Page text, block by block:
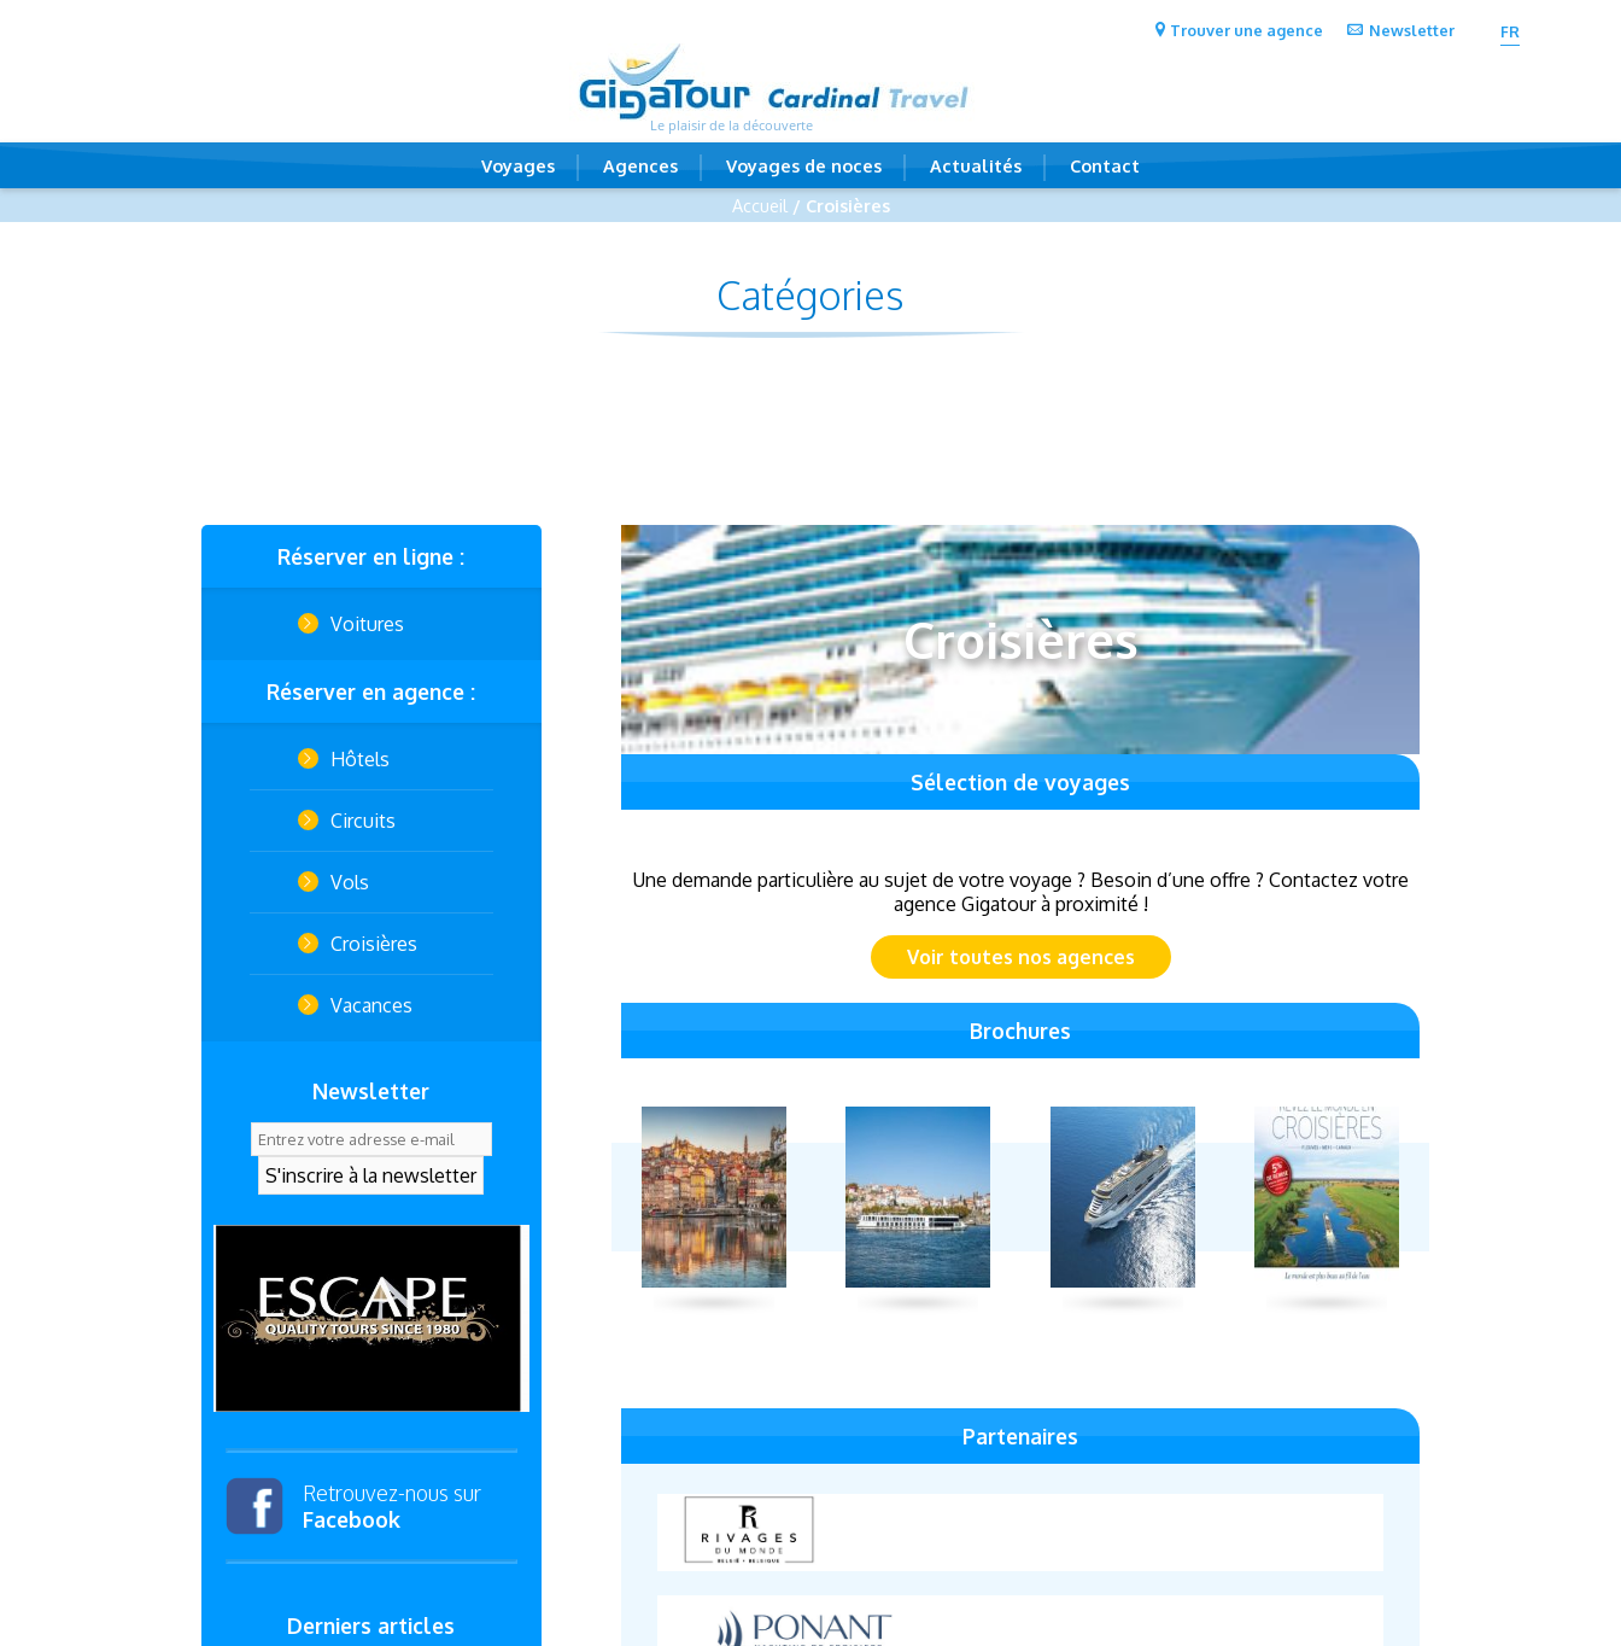
Trouver une agence Newsletter FR
Le plaisir de la découverte
Voyages Agences Voyages de noces Actualités
Contact
Accueil / Croisières
Catégories
Réserver en ligne :
Voitures
Réserver en agence :
Hôtels
Circuits
Vols
Croisières
Vacances
Newsletter
Retrouvez-nous sur
Facebook
Derniers articles
Croisières
Sélection de voyages
Une demande particulière au sujet de votre voyage ? Besoin d’une offre ? Contactez votre
agence Gigatour à proximité !
Voir toutes nos agences
Brochures
Partenaires